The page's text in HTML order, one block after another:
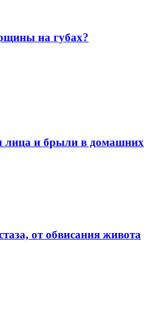
на губах?
лица и брыли в домашних
от обвисания живота